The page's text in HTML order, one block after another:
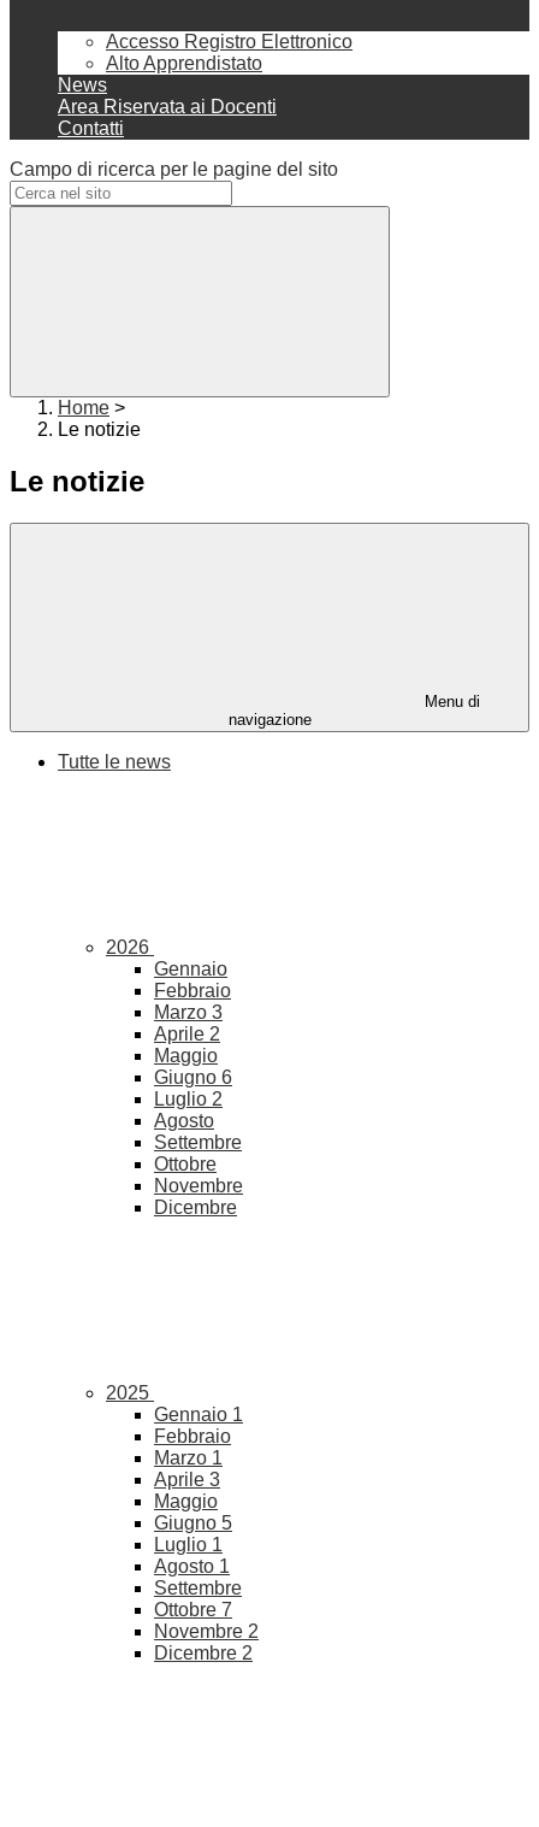
Accesso Registro Elettronico
Alto Apprendistato
News
Area Riservata ai Docenti
Contatti
Campo di ricerca per le pagine del sito
Home >
Le notizie
Le notizie
Menu di
navigazione
Tutte le news
2026
Gennaio
Febbraio
Marzo 3
Aprile 2
Maggio
Giugno 6
Luglio 2
Agosto
Settembre
Ottobre
Novembre
Dicembre
2025
Gennaio 1
Febbraio
Marzo 1
Aprile 3
Maggio
Giugno 5
Luglio 1
Agosto 1
Settembre
Ottobre 7
Novembre 2
Dicembre 2